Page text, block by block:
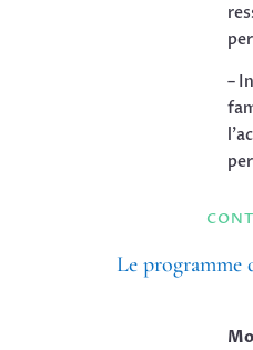
–
Le programme